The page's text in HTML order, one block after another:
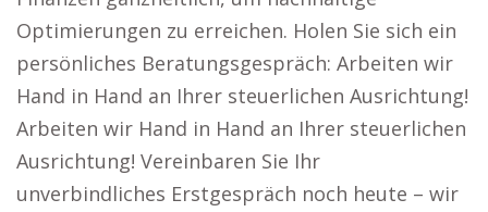
Optimierungen zu erreichen. Holen Sie sich ein
persönliches Beratungsgespräch: Arbeiten wir
Hand in Hand an Ihrer steuerlichen Ausrichtung!
Arbeiten wir Hand in Hand an Ihrer steuerlichen
Ausrichtung! Vereinbaren Sie Ihr
unverbindliches Erstgespräch noch heute – wir